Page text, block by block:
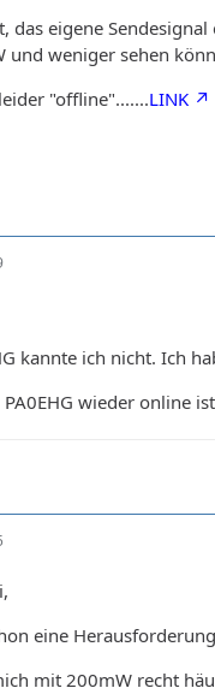
das eigene
und weniger sehen
"offline".......LINK
kannte ich nicht. Ich
wieder online
eine
mit 200mW recht